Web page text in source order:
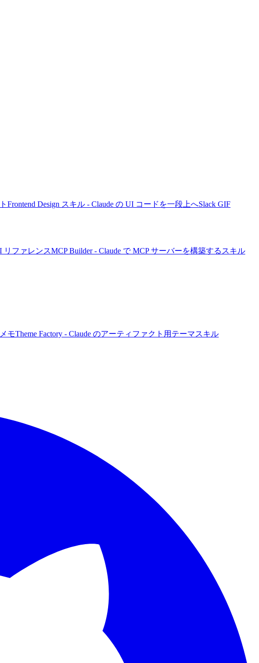
Frontend Design スキル - Claude の UI コードを一段上へSlack GIF
リファレンスMCP Builder - Claude で MCP サーバーを構築するスキル
モTheme Factory - Claude のアーティファクト用テーマスキル